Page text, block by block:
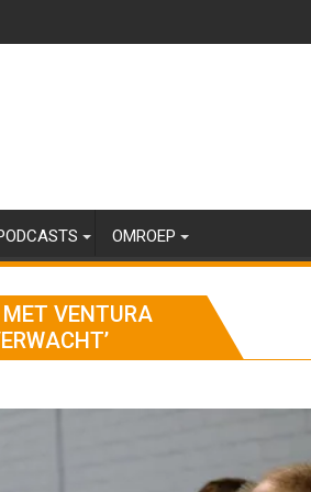
OMROEP
VENTURA